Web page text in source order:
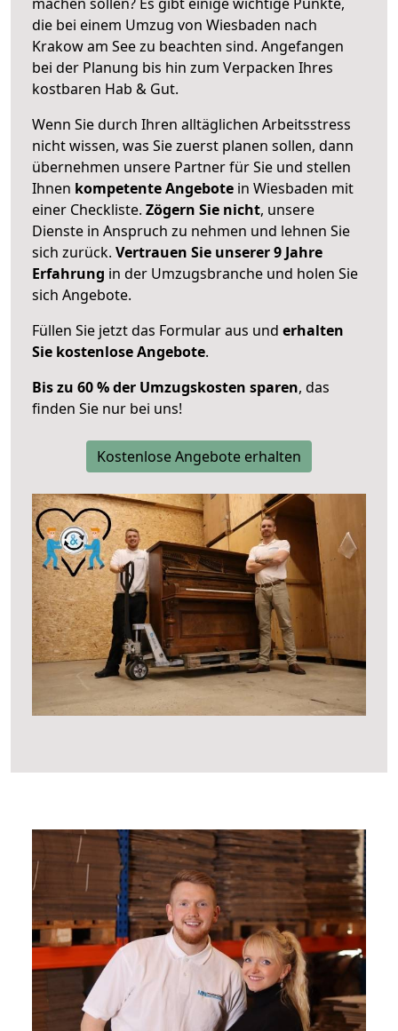
die bei einem Umzug von Wiesbaden nach
Krakow am See zu beachten sind. Angefangen
bei der Planung bis hin zum Verpacken Ihres
kostbaren Hab & Gut.
Wenn Sie durch Ihren alltäglichen Arbeitsstress
nicht wissen, was Sie zuerst planen sollen, dann
übernehmen unsere Partner für Sie und stellen
Ihnen kompetente Angebote in Wiesbaden mit
einer Checkliste. Zögern Sie nicht, unsere
Dienste in Anspruch zu nehmen und lehnen Sie
sich zurück. Vertrauen Sie unserer 9 Jahre
Erfahrung in der Umzugsbranche und holen Sie
sich Angebote.
Füllen Sie jetzt das Formular aus und erhalten
Sie kostenlose Angebote.
Bis zu 60 % der Umzugskosten sparen, das
finden Sie nur bei uns!
Kostenlose Angebote erhalten